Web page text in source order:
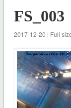
FS_003
2017-12-20 | Full